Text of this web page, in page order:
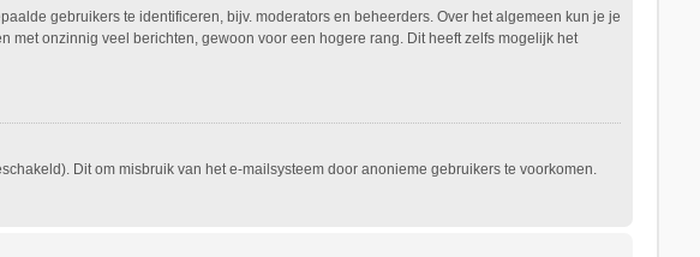
gebruikers te identificeren, bijv. moderators en beheerders. Over het algemeen kun je je
onzinnig veel berichten, gewoon voor een hogere rang. Dit heeft zelfs mogelijk het
Dit om misbruik van het e-mailsysteem door anonieme gebruikers te voorkomen.